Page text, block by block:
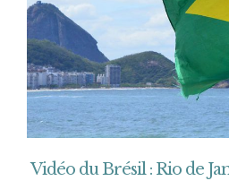
Vidéo du Brésil : Rio de